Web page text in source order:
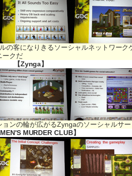
の客になりきるソーシャルネットワーク
ークだ
【Zynga】
ンの輪が広がるZyngaのソーシャルサ
MURDER CLUB】